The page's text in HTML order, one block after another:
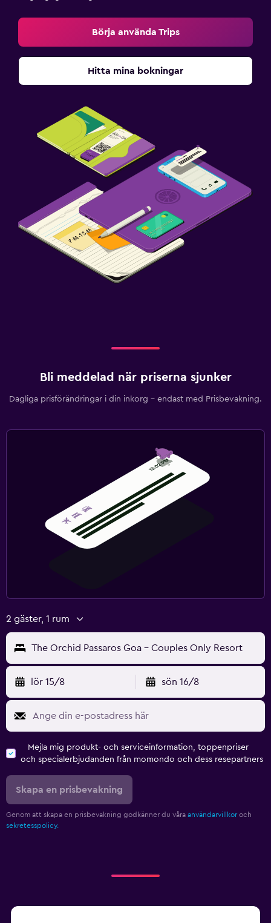
Börja använda Trips
Hitta mina bokningar
Bli meddelad när priserna sjunker
Dagliga prisförändringar i din inkorg – endast med Prisbevakning.
2 gäster, 1 rum
The Orchid Passaros Goa - Couples Only Resort
lör 15/8 sön 16/8
Mejla mig produkt- och serviceinformation, toppenpriser
och specialerbjudanden från momondo och dess resepartners
Skapa en prisbevakning
Genom att skapa en prisbevakning godkänner du våra användarvillkor och
sekretesspolicy.